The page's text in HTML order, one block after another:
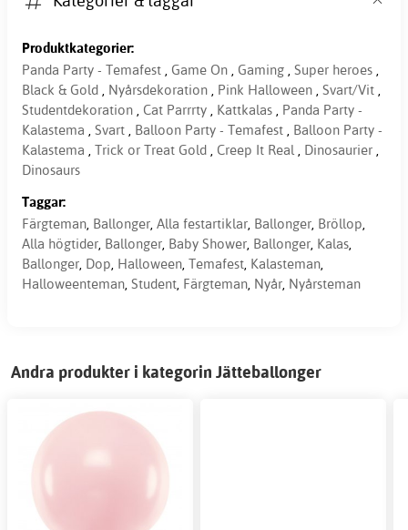
Produktkategorier:
Panda Party - Temafest , Game On , Gaming , Super heroes ,
Black & Gold , Nyårsdekoration , Pink Halloween , Svart/Vit ,
Studentdekoration , Cat Parrrty , Kattkalas , Panda Party -
Kalastema , Svart , Balloon Party - Temafest , Balloon Party -
Kalastema , Trick or Treat Gold , Creep It Real , Dinosaurier ,
Dinosaurs
Taggar:
Färgteman, Ballonger, Alla festartiklar, Ballonger, Bröllop,
Alla högtider, Ballonger, Baby Shower, Ballonger, Kalas,
Ballonger, Dop, Halloween, Temafest, Kalasteman,
Halloweenteman, Student, Färgteman, Nyår, Nyårsteman
Andra produkter i kategorin Jätteballonger